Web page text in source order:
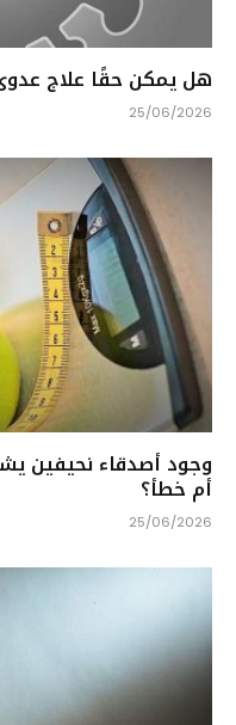
هل يمكن حقًا علاج
25/06/2026
وجود أصدقاء نحيفين
أم خطأ؟
25/06/2026